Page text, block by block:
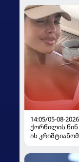
14:05/05-08-2026
ქორწილის
ის